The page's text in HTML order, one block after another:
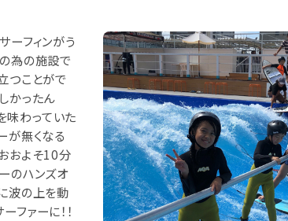
ーフィンがう
為の施設で
つことがで
かったん
味わっていた
が無くなる
およそ10分
のハンズオ
波の上を動
ファーに！！